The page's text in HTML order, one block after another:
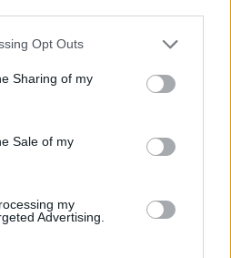
app uses one or more Google
behaviour. You may click to
and its third-party tags to
purposes in below Google
Opt Outs
Sharing of my
Sale of my
my
Advertising.